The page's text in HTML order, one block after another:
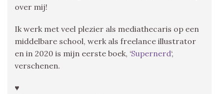
over mij!
Ik werk met veel plezier als mediathecaris op een
middelbare school, werk als freelance illustrator
en in 2020 is mijn eerste boek, ‘Supernerd‘,
verschenen.
♥